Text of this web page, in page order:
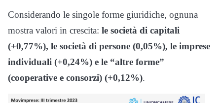
Considerando le singole forme giuridiche, ognuna
mostra valori in crescita: le società di capitali
(+0,77%), le società di persone (0,05%), le imprese
individuali (+0,24%) e le “altre forme”
(cooperative e consorzi) (+0,12%).